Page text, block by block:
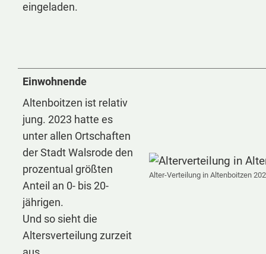
eingeladen.
Einwohnende
Altenboitzen ist relativ
jung. 2023 hatte es
unter allen Ortschaften
der Stadt Walsrode den
prozentual größten
Anteil an 0- bis 20-
jährigen.
Und so sieht die
Altersverteilung zurzeit
Alter-Verteilung in Altenboitzen